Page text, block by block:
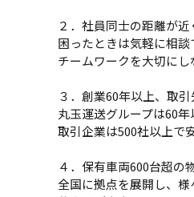
２．社員同士の距離が
困ったときは気軽に相
チームワークを大切にし
３．創業60年以上、取
丸玉運送グループは60
取引企業は500社以上で
４．保有車両600台超の
全国に拠点を展開し、様